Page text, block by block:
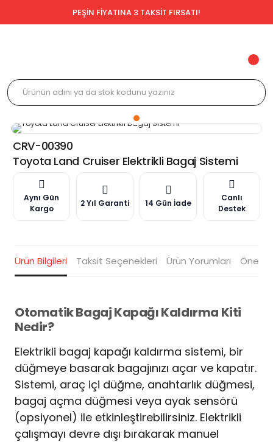
PEŞİN FİYATINA 3 TAKSİT FIRSATI!
CRV-00390
Toyota Land Cruiser Elektrikli Bagaj Sistemi
Aynı Gün
Kargo
2 Yıl Garanti 14 Gün İade
Canlı
Destek
Ürün Bilgileri Taksit Seçenekleri Ürün Yorumları
Otomatik Bagaj Kapağı Kaldırma Kiti
Nedir?
Elektrikli bagaj kapağı kaldırma sistemi, bir
düğmeye basarak bagajınızı açar ve kapatır.
Sistemi, araç içi düğme, anahtarlık düğmesi,
bagaj açma düğmesi veya ayak sensörü
(opsiyonel) ile etkinleştirebilirsiniz. Elektrikli
çalışmayı devre dışı bırakarak manuel